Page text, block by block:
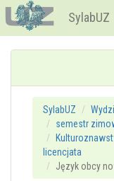
SylabUZ
SylabUZ
semestr
licencjata
Język obcy